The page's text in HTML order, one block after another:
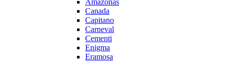
Amazonas
Canada
Capitano
Carneval
Cementi
Enigma
Eramosa